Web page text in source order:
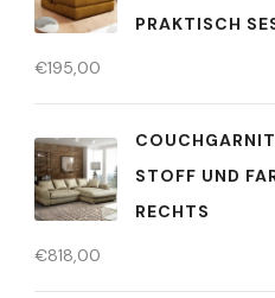
PRAKTISCH
€195,00
STOFF UND
RECHTS
€818,00